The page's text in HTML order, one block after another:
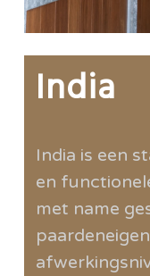
India
India is een
en
met name